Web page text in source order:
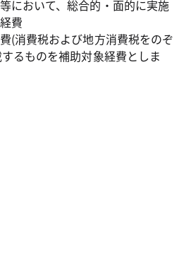
において、総合的・面的に実施
費
消費税および地方消費税をのぞ
るものを補助対象経費としま